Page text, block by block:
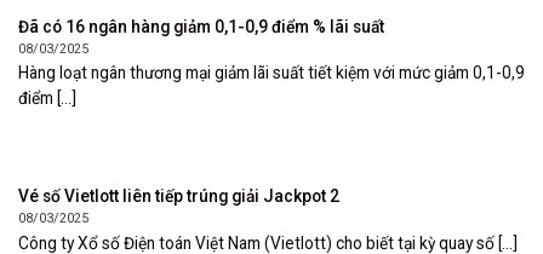
Đã có 16 ngân hàng giảm 0,1-0,9 điểm % lãi suất
08/03/2025
Hàng loạt ngân thương mại giảm lãi suất tiết kiệm với mức giảm 0,1-0,9
điểm [...]
Vé số Vietlott liên tiếp trúng giải Jackpot 2
08/03/2025
Công ty Xổ số Điện toán Việt Nam (Vietlott) cho biết tại kỳ quay số [...]